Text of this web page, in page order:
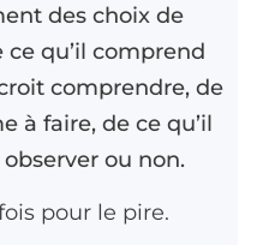
des choix de
ce qu’il comprend
comprendre, de
à faire, de ce qu’il
ou non.
pour le pire.